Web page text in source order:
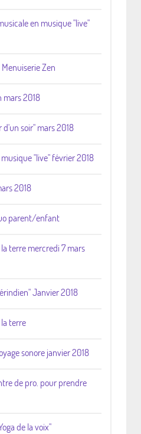
en musique "live"
Zen
mars 2018
soir" mars 2018
"live" février 2018
2018
parent/enfant
terre mercredi 7 mars
Janvier 2018
terre
sonore janvier 2018
de pro. pour prendre
de la voix"